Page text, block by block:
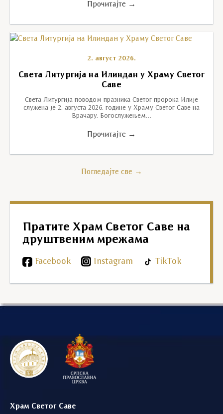
Прочитајте →
2. август 2026.
Света Литургија на Илиндан у Храму Светог
Саве
Света Литургија поводом празника Светог пророка Илије
служена је 2. августа 2026. године у Храму Светог Саве на
Врачару. Богослужењем…
Прочитајте →
Погледајте све →
Пратите Храм Светог Саве на
друштвеним мрежама
Facebook Instagram TikTok
Храм Светог Саве